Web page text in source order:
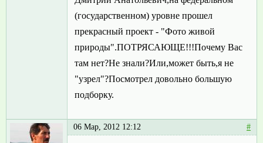
(государственном) уровне прошел
прекрасный проект - "Фото живой
природы".ПОТРЯСАЮЩЕ!!!Почему Вас
там нет?Не знали?Или,может быть,я не
"узрел"?Посмотрел довольно большую
подборку.
06 Мар, 2012 12:12 #